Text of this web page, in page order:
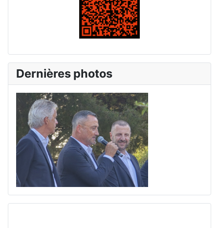
Dernières photos